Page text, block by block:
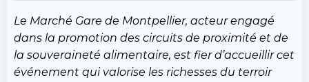
Le Marché Gare de Montpellier, acteur engagé
dans la promotion des circuits de proximité et de
la souveraineté alimentaire, est fier d’accueillir cet
événement qui valorise les richesses du terroir